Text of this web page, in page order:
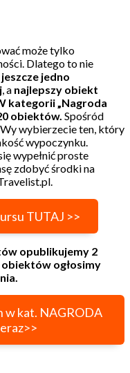
może tylko
Dlatego to nie
jedno
, a najlepszy obiekt
kategorii „Nagroda
obiektów. Spośród
Wy wybierzecie ten, który
wypoczynku.
wypełnić proste
zdobyć środki na
TUTAJ >>
opublikujemy 2
obiektów ogłosimy
w kat. NAGRODA